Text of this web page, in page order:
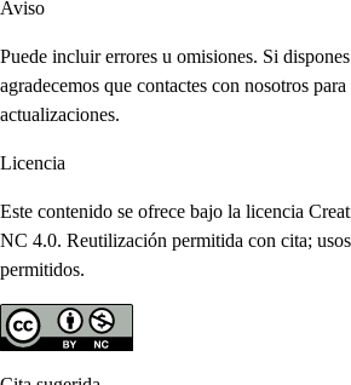
Aviso
Puede incluir errores u omisiones. Si
agradecemos que contactes con nosotros
actualizaciones.
Licencia
Este contenido se ofrece bajo la licencia
NC 4.0. Reutilización permitida con cita;
permitidos.